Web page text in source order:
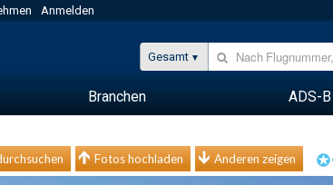
Anmelden
Gesamt
Branchen ADS-B
Fotos hochladen Anderen zeigen